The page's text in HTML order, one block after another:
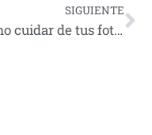
SIGUIENTE
Cómo cuidar de tus fotografías antiguas